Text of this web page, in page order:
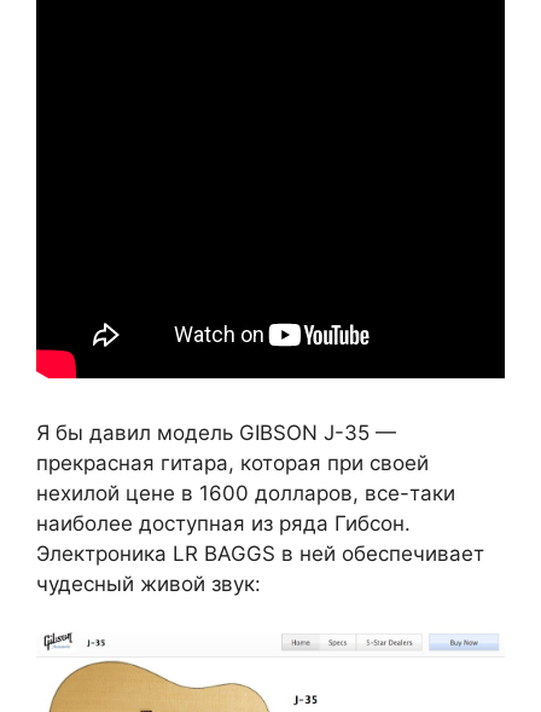
Я бы давил модель GIBSON J-35 —
прекрасная гитара, которая при своей
нехилой цене в 1600 долларов, все-таки
наиболее доступная из ряда Гибсон.
Электроника LR BAGGS в ней обеспечивает
чудесный живой звук: